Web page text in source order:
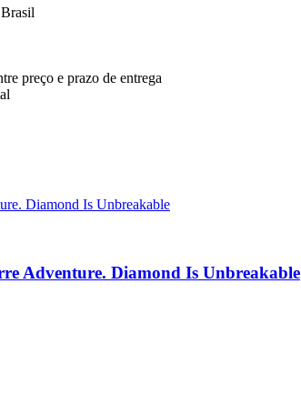
preço e prazo de entrega
Adventure. Diamond Is Unbreakable